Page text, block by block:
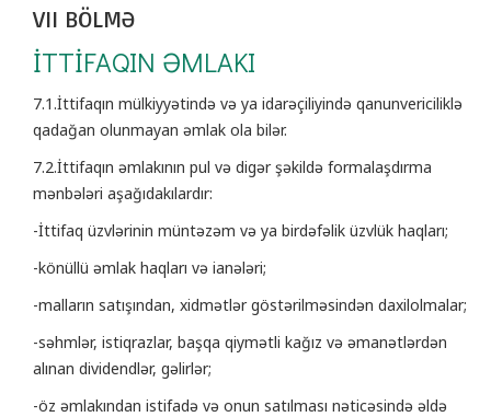
VII BÖLMƏ
İTTİFAQIN ƏMLAKI
7.1.İttifaqın mülkiyyətində və ya idarəçiliyində qanunvericiliklə
qadağan olunmayan əmlak ola bilər.
7.2.İttifaqın əmlakının pul və digər şəkildə formalaşdırma
mənbələri aşağıdakılardır:
-İttifaq üzvlərinin müntəzəm və ya birdəfəlik üzvlük haqları;
-könüllü əmlak haqları və ianələri;
-malların satışından, xidmətlər göstərilməsindən daxilolmalar;
-səhmlər, istiqrazlar, başqa qiymətli kağız və əmanətlərdən
alınan dividendlər, gəlirlər;
-öz əmlakından istifadə və onun satılması nəticəsində əldə